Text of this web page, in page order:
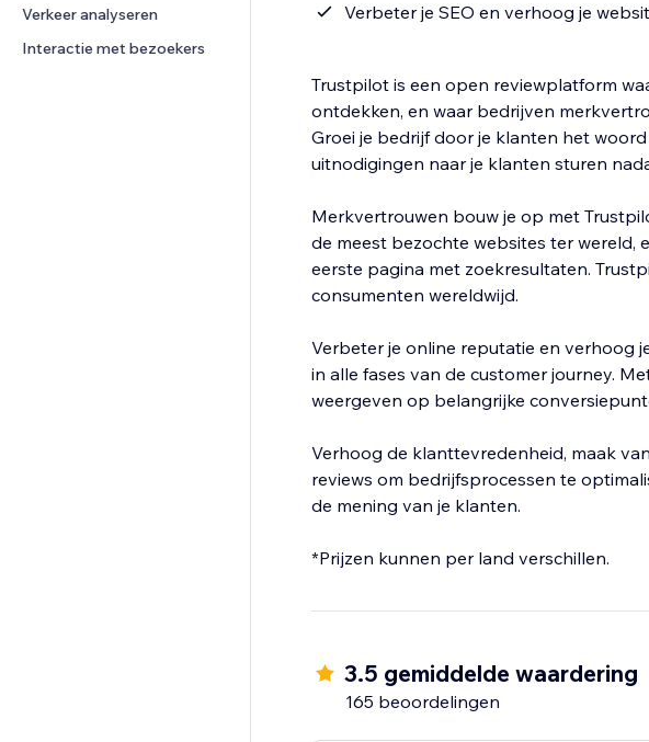
Verkeer analyseren
Interactie met bezoekers
Verbeter je SEO en verhoog je
Trustpilot is een open reviewplatform
ontdekken, en waar bedrijven
Groei je bedrijf door je klanten het
uitnodigingen naar je klanten sturen
Merkvertrouwen bouw je op met
de meest bezochte websites ter
eerste pagina met zoekresultaten.
consumenten wereldwijd.
Verbeter je online reputatie en verhoog
in alle fases van de customer journey.
weergeven op belangrijke
Verhoog de klanttevredenheid, maak
reviews om bedrijfsprocessen te
de mening van je klanten.
*Prijzen kunnen per land verschillen.
3.5 gemiddelde waardering
165 beoordelingen